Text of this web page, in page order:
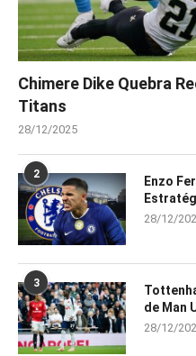
Chimere Dike Quebra
Titans
28/12/2025
2
Enzo
28/12/
3
de Man
28/12/